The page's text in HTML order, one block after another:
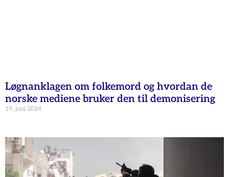
Løgnanklagen om folkemord og hvordan de
norske mediene bruker den til demonisering
19. juni 2024